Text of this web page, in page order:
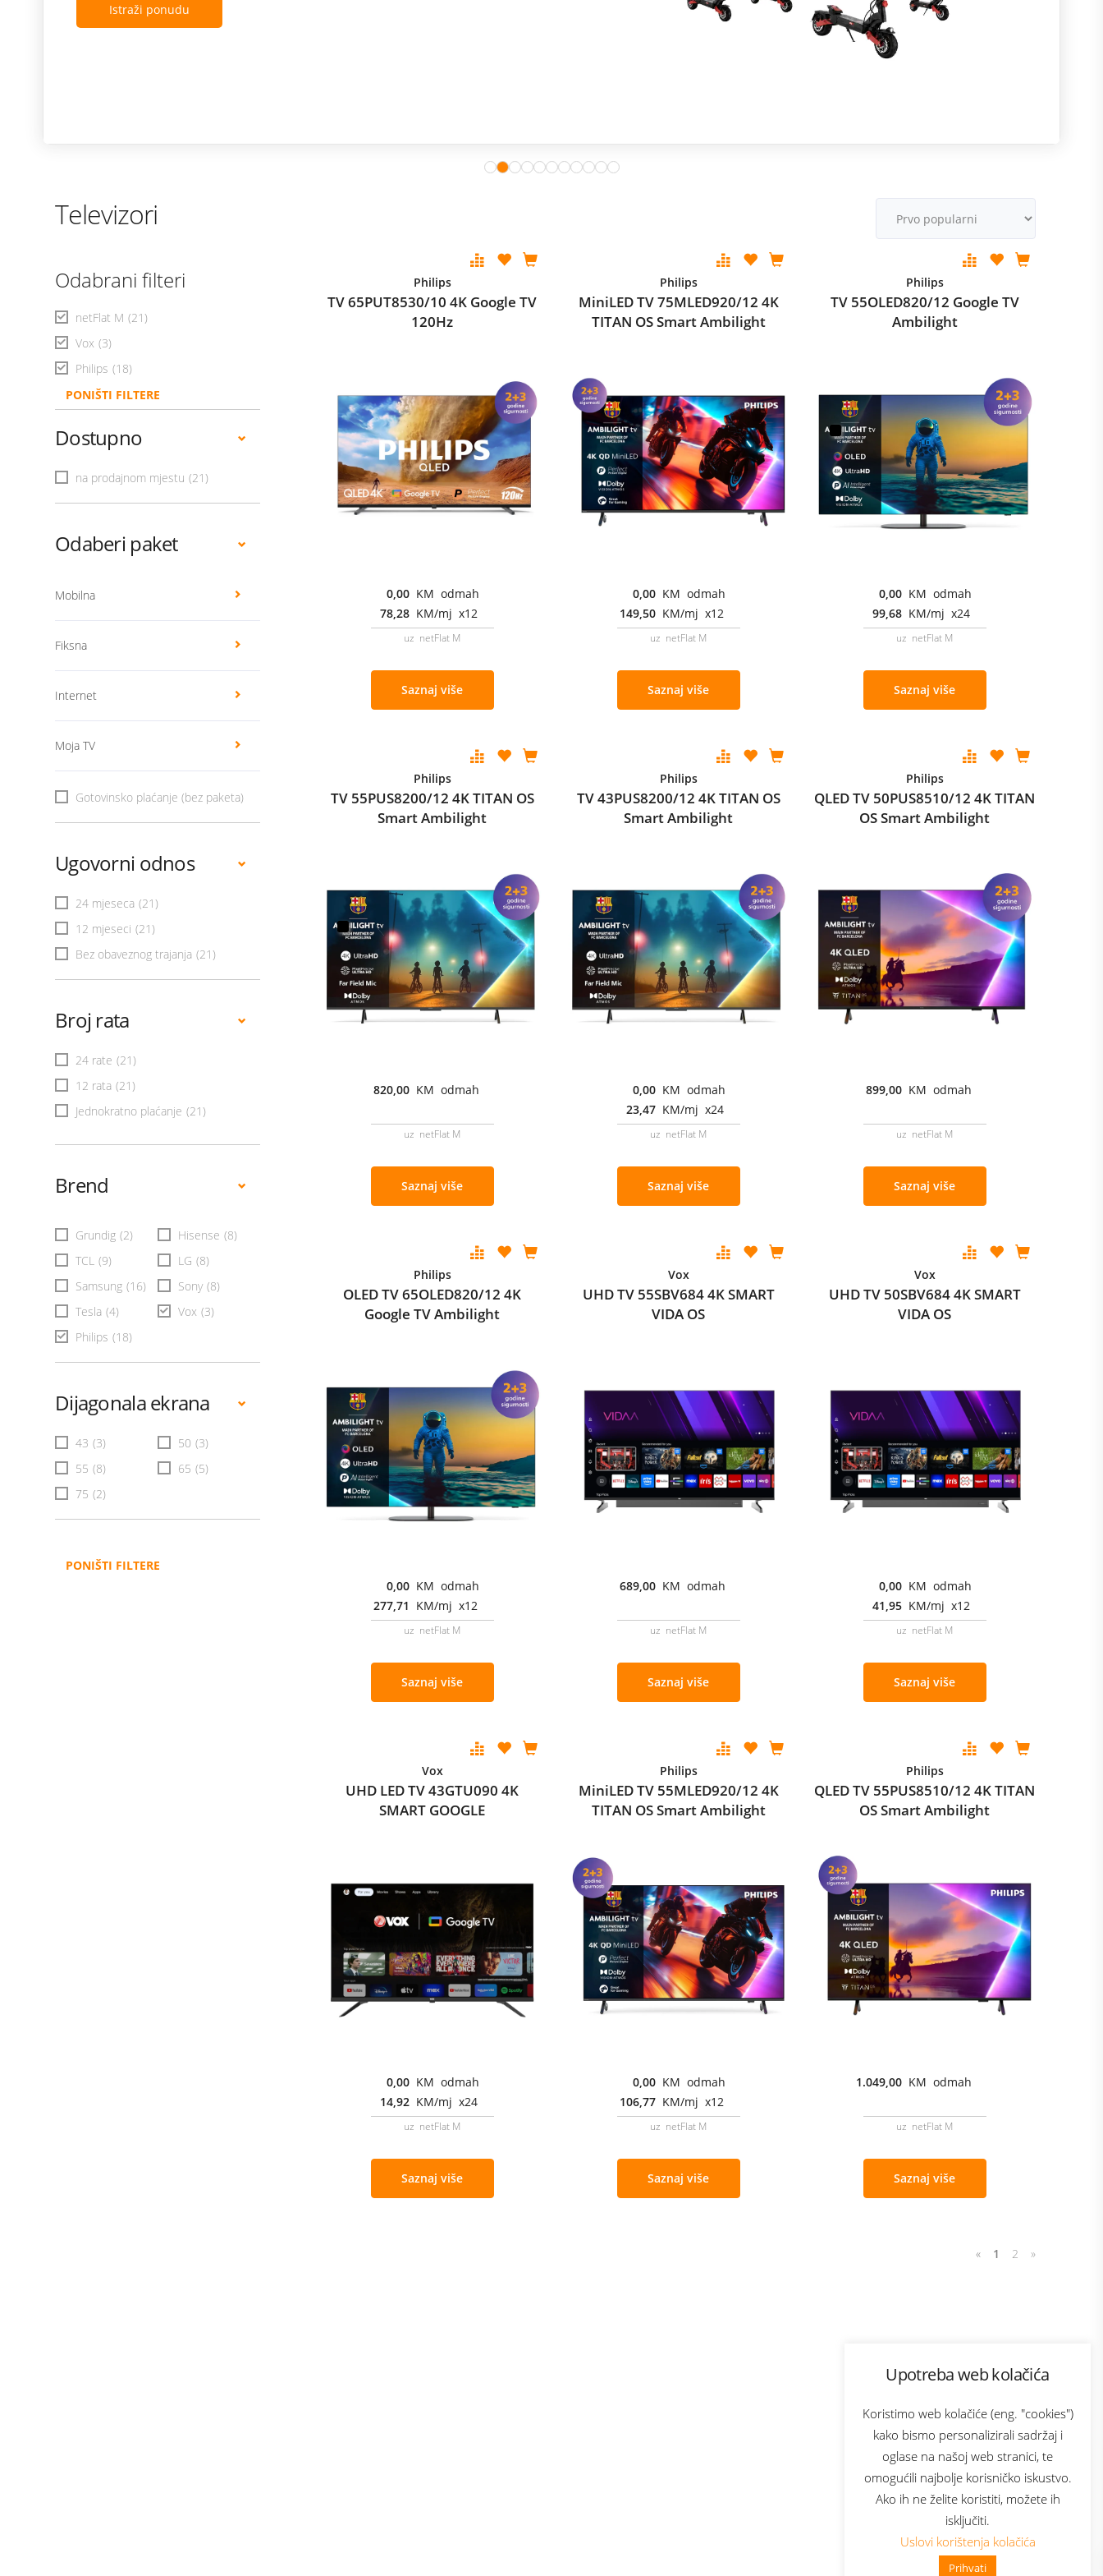
Upotreba web kolačića
Koristimo web kolačiće (eng. "cookies")
kako bismo personalizirali sadržaj i
oglase na našoj web stranici, te
omogućili najbolje korisničko iskustvo.
Ako ih ne želite koristiti, možete ih
isključiti.
Uslovi korištenja kolačića
Prihvati
👋 Zdravo, kako mogu pomoći?
Istraži ponudu
Televizori
Odabrani filteri
netFlat M (21)
Vox (3)
Philips (18)
PONIŠTI FILTERE
Dostupno
na prodajnom mjestu (21)
Odaberi paket
Mobilna
Fiksna
Internet
Moja TV
Gotovinsko plaćanje (bez paketa)
Ugovorni odnos
24 mjeseca (21)
12 mjeseci (21)
Bez obaveznog trajanja (21)
Broj rata
24 rate (21)
12 rata (21)
Jednokratno plaćanje (21)
Brend
Grundig (2) Hisense (8)
TCL (9) LG (8)
Samsung (16) Sony (8)
Tesla (4) Vox (3)
Philips (18)
Dijagonala ekrana
43 (3) 50 (3)
55 (8) 65 (5)
75 (2)
PONIŠTI FILTERE
Philips
TV 65PUT8530/10 4K Google TV
120Hz
0,00 KM odmah
78,28 KM/mj x12
uz netFlat M
Saznaj više
Philips
MiniLED TV 75MLED920/12 4K
TITAN OS Smart Ambilight
0,00 KM odmah
149,50 KM/mj x12
uz netFlat M
Saznaj više
Philips
TV 55OLED820/12 Google TV
Ambilight
0,00 KM odmah
99,68 KM/mj x24
uz netFlat M
Saznaj više
Philips
TV 55PUS8200/12 4K TITAN OS
Smart Ambilight
820,00 KM odmah
uz netFlat M
Saznaj više
Philips
TV 43PUS8200/12 4K TITAN OS
Smart Ambilight
0,00 KM odmah
23,47 KM/mj x24
uz netFlat M
Saznaj više
Philips
QLED TV 50PUS8510/12 4K TITAN
OS Smart Ambilight
899,00 KM odmah
uz netFlat M
Saznaj više
Philips
OLED TV 65OLED820/12 4K
Google TV Ambilight
0,00 KM odmah
277,71 KM/mj x12
uz netFlat M
Saznaj više
Vox
UHD TV 55SBV684 4K SMART
VIDA OS
689,00 KM odmah
uz netFlat M
Saznaj više
Vox
UHD TV 50SBV684 4K SMART
VIDA OS
0,00 KM odmah
41,95 KM/mj x12
uz netFlat M
Saznaj više
Vox
UHD LED TV 43GTU090 4K
SMART GOOGLE
0,00 KM odmah
14,92 KM/mj x24
uz netFlat M
Saznaj više
Philips
MiniLED TV 55MLED920/12 4K
TITAN OS Smart Ambilight
0,00 KM odmah
106,77 KM/mj x12
uz netFlat M
Saznaj više
Philips
QLED TV 55PUS8510/12 4K TITAN
OS Smart Ambilight
1.049,00 KM odmah
uz netFlat M
Saznaj više
« 1 2 »
Bonus plus
Prijava za newsletter